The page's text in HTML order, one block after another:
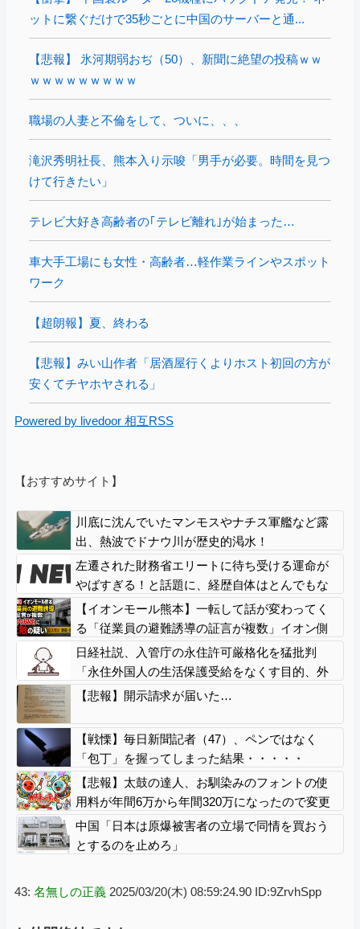
ットに繋ぐだけで35秒ごとに中国のサーバーと通...
【悲報】 氷河期弱おぢ（50）、新聞に絶望の投稿ｗｗ
ｗｗｗｗｗｗｗｗｗ
職場の人妻と不倫をして、ついに、、、
滝沢秀明社長、熊本入り示唆「男手が必要。時間を見つ
けて行きたい」
テレビ大好き高齢者の｢テレビ離れ｣が始まった…
車大手工場にも女性・高齢者…軽作業ラインやスポット
ワーク
【超朗報】夏、終わる
【悲報】みい山作者「居酒屋行くよりホスト初回の方が
安くてチヤホヤされる」
Powered by livedoor 相互RSS
【おすすめサイト】
川底に沈んでいたマンモスやナチス軍艦など露
出、熱波でドナウ川が歴史的渇水！
左遷された財務省エリートに待ち受ける運命が
やばすぎる！と話題に、経歴自体はとんでもな
いものだが……
【イオンモール熊本】一転して話が変わってく
る「従業員の避難誘導の証言が複数」イオン側
が社内規定に抵触していた疑い
日経社説、入管庁の永住許可厳格化を猛批判
「永住外国人の生活保護受給をなくす目的、外
国人の意欲をそがないか懸念」「外国人を一時
押しすべき」
【悲報】開示請求が届いた…
【戦慄】毎日新聞記者（47）、ペンではなく
「包丁」を握ってしまった結果・・・・・
【悲報】太鼓の達人、お馴染みのフォントの使
用料が年間6万から年間320万になったので変更
に
中国「日本は原爆被害者の立場で同情を買おう
とするのを止めろ」
43: 名無しの正義 2025/03/20(木) 08:59:24.90 ID:9ZrvhSpp